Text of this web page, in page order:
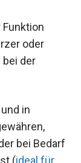
oder
bei der
in
bei Bedarf
(ideal für